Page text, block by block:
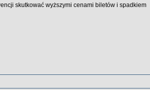
skutkować wyższymi cenami biletów i spadkiem